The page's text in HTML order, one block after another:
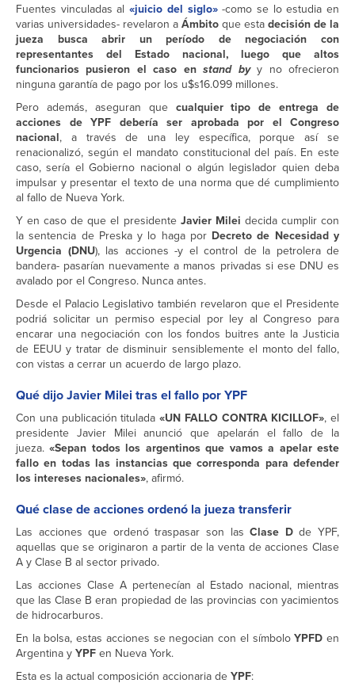
Fuentes vinculadas al«juicio del siglo»-como se lo estudia en
varias universidades- revelaron aÁmbitoque estadecisión de la
jueza busca abrir un período de negociación con
representantes del Estado nacional, luego que altos
funcionarios pusieron el caso enstand byy no ofrecieron
ninguna garantía de pago por los u$s16.099 millones.
Pero además, aseguran que cualquier tipo de entrega de
acciones de YPF debería ser aprobada por el Congreso
nacional, a través de una ley específica, porque así se
renacionalizó, según el mandato constitucional del país. En este
caso, sería el Gobierno nacional o algún legislador quien deba
impulsar y presentar el texto de una norma que dé cumplimiento
al fallo de Nueva York.
Y en caso de que el presidenteJavier Milei decida cumplir con
la sentencia de Preska y lo haga porDecreto de Necesidad y
Urgencia (DNU), las acciones -y el control de la petrolera de
bandera- pasarían nuevamente a manos privadas si ese DNU es
avalado por el Congreso. Nunca antes.
Desde el Palacio Legislativo también revelaron que el Presidente
podriá solicitar un permiso especial por ley al Congreso para
encarar una negociación con los fondos buitres ante la Justicia
de EEUU y tratar de disminuir sensiblemente el monto del fallo,
con vistas a cerrar un acuerdo de largo plazo.
Qué dijo Javier Milei tras el fallo por YPF
Con una publicación titulada «UN FALLO CONTRA KICILLOF», el
presidente Javier Milei anunció que apelarán el fallo de la
jueza.«Sepan todos los argentinos que vamos a apelar este
fallo en todas las instancias que corresponda para defender
los intereses nacionales», afirmó.
Qué clase de acciones ordenó la jueza transferir
Las acciones que ordenó traspasar son lasClase Dde YPF,
aquellas que se originaron a partir de la venta de acciones Clase
A y Clase B al sector privado.
Las acciones Clase A pertenecían al Estado nacional, mientras
que las Clase B eran propiedad de las provincias con yacimientos
de hidrocarburos.
En la bolsa, estas acciones se negocian con el símboloYPFD en
Argentina yYPFen Nueva York.
Esta es la actual composición accionaria deYPF: